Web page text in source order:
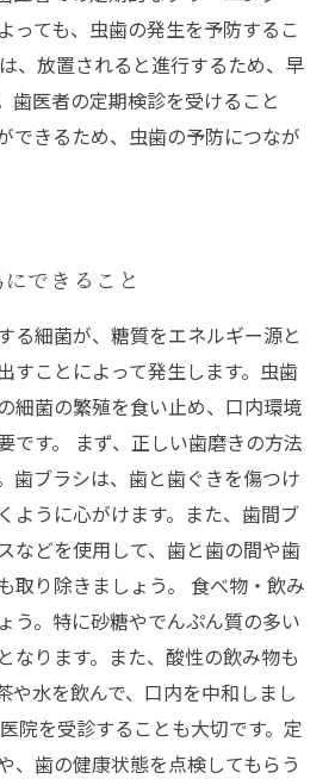
っても、虫歯の発生を予防するこ
、放置されると進行するため、早
歯医者の定期検診を受けること
できるため、虫歯の予防につなが
できること
る細菌が、糖質をエネルギー源と
すことによって発生します。虫歯
細菌の繁殖を食い止め、口内環境
です。 まず、正しい歯磨きの方法
歯ブラシは、歯と歯ぐきを傷つけ
ように心がけます。また、歯間ブ
などを使用して、歯と歯の間や歯
取り除きましょう。 食べ物・飲み
う。特に砂糖やでんぷん質の多い
なります。また、酸性の飲み物も
や水を飲んで、口内を中和しまし
院を受診することも大切です。定
、歯の健康状態を点検してもらう